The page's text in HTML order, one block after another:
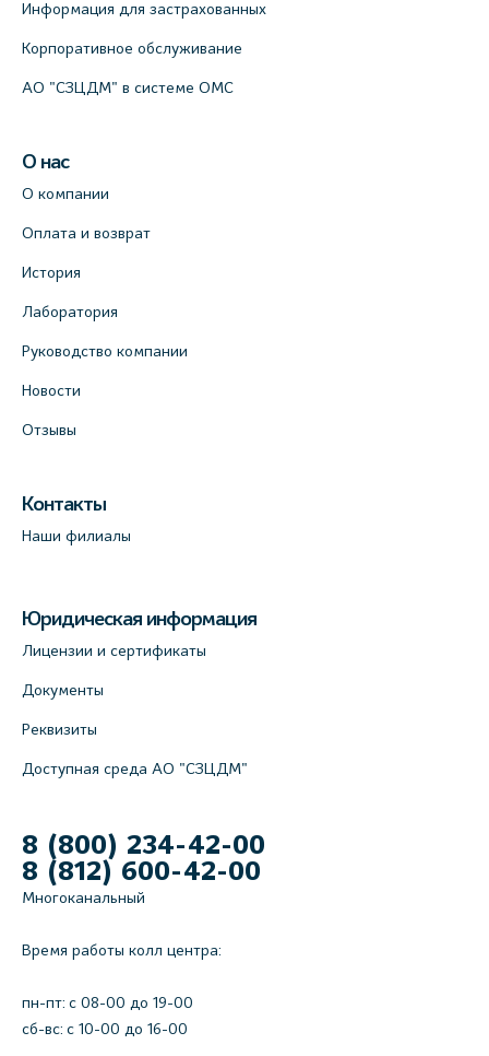
Кронверкском пр., 31 (официальный
+7 (812) 498-10-30
На карте
Клиника “ПулковоСтом” на Пулковском
шоссе, д.26, к.6. (официальный партнёр)
+7 (812) 679-11-01
Савушкина, 124 (официальный партнёр)
+7 (812) 565-11-12
В.О., д.5 (официальный партнёр)
+7 (812) 565-11-12
Информация для застрахованных
Корпоративное обслуживание
АО "СЗЦДМ" в системе ОМС
О нас
О компании
Оплата и возврат
История
Лаборатория
Руководство компании
Новости
Отзывы
Контакты
Наши филиалы
Юридическая информация
Лицензии и сертификаты
Документы
Реквизиты
Доступная среда АО "СЗЦДМ"
8 (800) 234-42-00
8 (812) 600-42-00
Многоканальный
Время работы колл центра:
пн-пт: c 08-00 до 19-00
сб-вс: с 10-00 до 16-00